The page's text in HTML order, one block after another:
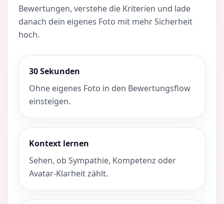
Bewertungen, verstehe die Kriterien und lade
danach dein eigenes Foto mit mehr Sicherheit
hoch.
30 Sekunden
Ohne eigenes Foto in den Bewertungsflow
einsteigen.
Kontext lernen
Sehen, ob Sympathie, Kompetenz oder
Avatar-Klarheit zählt.